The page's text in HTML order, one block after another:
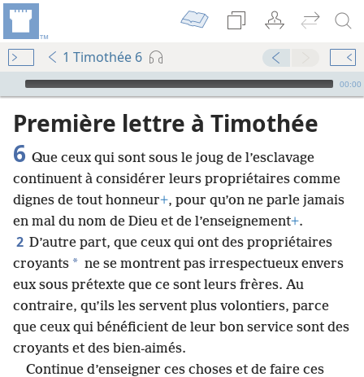
1 Timothée 6
Audio Player
00:00
Première lettre à Timothée
6 Que ceux qui sont sous le joug de l’esclavage
continuent à considérer leurs propriétaires comme
dignes de tout honneur+, pour qu’on ne parle jamais
en mal du nom de Dieu et de l’enseignement+.
2 D’autre part, que ceux qui ont des propriétaires
croyants * ne se montrent pas irrespectueux envers
eux sous prétexte que ce sont leurs frères. Au
contraire, qu’ils les servent plus volontiers, parce
que ceux qui bénéficient de leur bon service sont des
croyants et des bien-aimés.
Continue d’enseigner ces choses et de faire ces